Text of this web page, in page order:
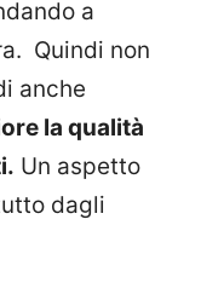
a
Quindi non
anche
la qualità
Un aspetto
dagli